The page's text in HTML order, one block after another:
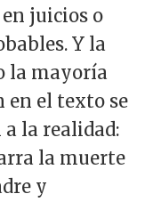
juicios o
Y la
la mayoría
en el texto se
la realidad:
la muerte
y